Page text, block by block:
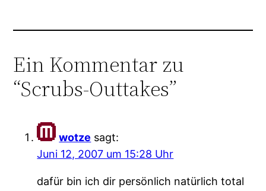
Ein Kommentar zu
“Scrubs-Outtakes”
wotze sagt:
Juni 12, 2007 um 15:28 Uhr
dafür bin ich dir persönlich natürlich total